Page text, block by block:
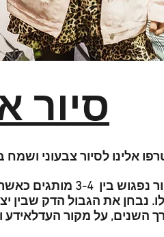
סיור
אלינו לסיור צבעוני ושמח
בסיור נפגוש
נבחן את הגבול הדק שבין
השנים, על מקור